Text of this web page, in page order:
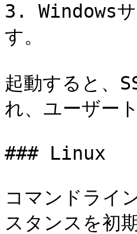
3. Windowsサ
す。
起動すると、
れ、ユーザー
### Linux
コマンドライ
スタンスを初